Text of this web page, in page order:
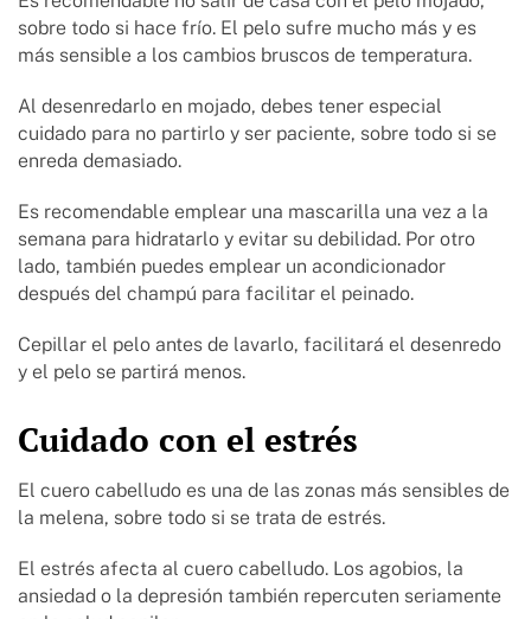
sobre todo si hace frío. El pelo sufre mucho más y es
más sensible a los cambios bruscos de temperatura.
Al desenredarlo en mojado, debes tener especial
cuidado para no partirlo y ser paciente, sobre todo si se
enreda demasiado.
Es recomendable emplear una mascarilla una vez a la
semana para hidratarlo y evitar su debilidad. Por otro
lado, también puedes emplear un acondicionador
después del champú para facilitar el peinado.
Cepillar el pelo antes de lavarlo, facilitará el desenredo
y el pelo se partirá menos.
Cuidado con el estrés
El cuero cabelludo es una de las zonas más sensibles de
la melena, sobre todo si se trata de estrés.
El estrés afecta al cuero cabelludo. Los agobios, la
ansiedad o la depresión también repercuten seriamente